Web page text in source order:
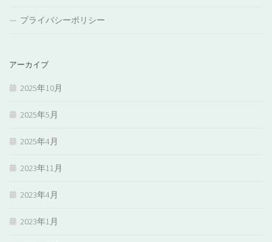
プライバシーポリシー
アーカイブ
2025年10月
2025年5月
2025年4月
2023年11月
2023年4月
2023年1月